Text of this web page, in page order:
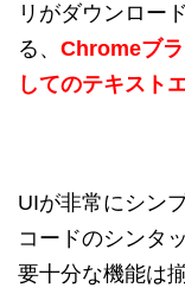
リがダウンロー
る、 Chromeブ
してのテキスト
UIが非常にシン
コードのシンタ
要十分な機能は